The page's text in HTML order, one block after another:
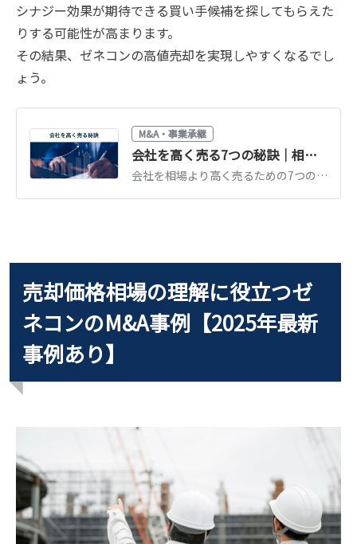
シナジー効果が期待できる買い手候補を探してもらえた
りする可能性が高まります。
その結果、ゼネコンの高値売却を実現しやすくなるでし
ょう。
M&A・事業承継
会社を高く売る7つの秘訣｜相場の考え方と価格の決まり方を解説
会社を相場より高く売るための7つの秘訣を解説。価格が決まる仕組み、買い手が評価するポイント（利益・独自性・組織）、売却前1〜2年でできる磨き上げを紹介します。
売却価格相場の理解に役立つゼ
ネコンのM&A事例【2025年最新
事例あり】